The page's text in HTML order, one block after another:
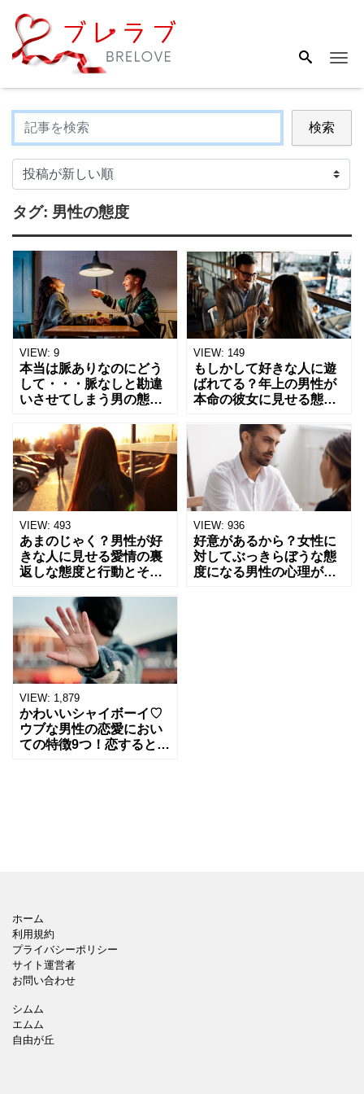
検索
タグ: 男性の態度
VIEW: 9
本当は脈ありなのにどう
して・・・脈なしと勘違
いさせてしまう男の態度
VIEW: 149
もしかして好きな人に遊
ばれてる？年上の男性が
本命の彼女に見せる態度
VIEW: 493
あまのじゃく？男性が好
きな人に見せる愛情の裏
返しな態度と行動とその
VIEW: 936
好意があるから？女性に
対してぶっきらぼうな態
度になる男性の心理が知
VIEW: 1,879
かわいいシャイボーイ♡
ウブな男性の恋愛におい
ての特徴9つ！恋するとど
ホーム
利用規約
プライバシーポリシー
サイト運営者
お問い合わせ
シムム
エムム
自由が丘